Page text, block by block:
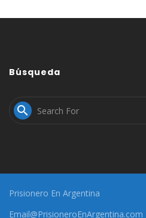
Búsqueda

Prisionero En Argentina
Email@PrisioneroEnArgentina.com